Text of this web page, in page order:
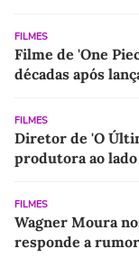
FILMES
Filme de 'One
décadas após
FILMES
Diretor de 'O
produtora ao lado
FILMES
Wagner Moura
responde a